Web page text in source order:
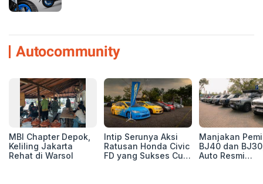
Autocommunity
MBI Chapter Depok,
Keliling Jakarta
Rehat di Warsol
Intip Serunya Aksi
Ratusan Honda Civic
FD yang Sukses Curi
Manjakan
BJ40 dan
Auto Resmi